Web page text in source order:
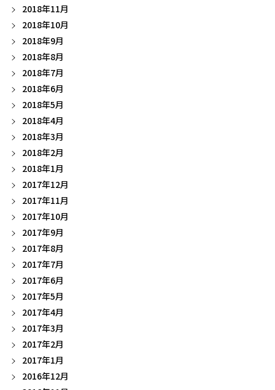
2018年11月
2018年10月
2018年9月
2018年8月
2018年7月
2018年6月
2018年5月
2018年4月
2018年3月
2018年2月
2018年1月
2017年12月
2017年11月
2017年10月
2017年9月
2017年8月
2017年7月
2017年6月
2017年5月
2017年4月
2017年3月
2017年2月
2017年1月
2016年12月